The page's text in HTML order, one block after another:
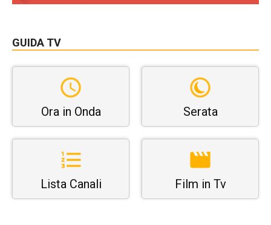
GUIDA TV
Ora in Onda Serata
Lista Canali Film in Tv